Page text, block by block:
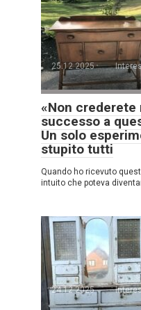
25.12.2025
«Non crederete
successo a
Un solo
stupito tutti
Quando ho ricevuto
intuito che poteva
24.12.2025